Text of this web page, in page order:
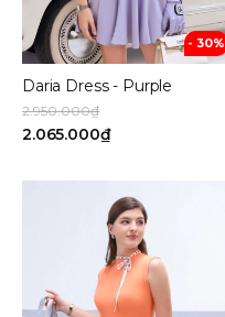
- 30%
Daria Dress - Purple
2.950.000₫
2.065.000₫